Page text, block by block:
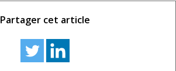
Partager cet article